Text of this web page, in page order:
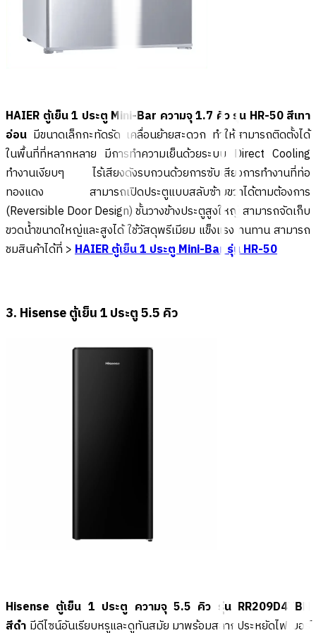
HAIER ตู้เย็น 1 ประตู Mini-Bar ความจุ 1.7 คิว รุ่น HR-50 สีเทา
อ่อน มีขนาดเล็กกะทัดรัด เคลื่อนย้ายสะดวก ทำให้สามารถติดตั้งได้
ในพื้นที่ที่หลากหลาย มีการทำความเย็นด้วยระบบ Direct Cooling
ทำงานเงียบๆ ไร้เสียงดังรบกวนด้วยการซับเสียงการทำงานที่ท่อ
ทองแดง สามารถเปิดประตูแบบสลับซ้ายขวาได้ตามต้องการ
(Reversible Door Design) ชั้นวางข้างประตูสูงใหญ่ สามารถจัดเก็บ
ขวดน้ำขนาดใหญ่และสูงได้ ใช้วัสดุพรีเมียม แข็งแรง ทนทาน สามารถ
ชมสินค้าได้ที่ >HAIER ตู้เย็น 1 ประตู Mini-Bar รุ่น HR-50
3. Hisense ตู้เย็น 1 ประตู 5.5 คิว
Hisense ตู้เย็น 1 ประตู ความจุ 5.5 คิว รุ่น RR209D4TBN
สีดำ มีดีไซน์อันเรียบหรูและดูทันสมัย มาพร้อมสลากประหยัดไฟเบอร์